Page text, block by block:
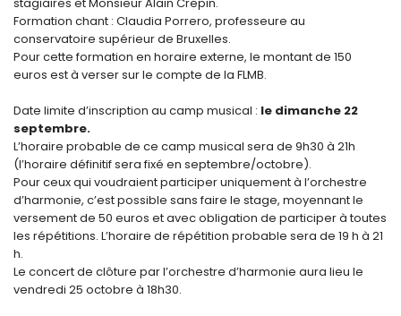
stagiaires et Monsieur Alain Crepin.
Formation chant : Claudia Porrero, professeure au
conservatoire supérieur de Bruxelles.
Pour cette formation en horaire externe, le montant de 150
euros est à verser sur le compte de la FLMB.
Date limite d’inscription au camp musical : le dimanche 22
septembre.
L’horaire probable de ce camp musical sera de 9h30 à 21h
(l’horaire définitif sera fixé en septembre/octobre).
Pour ceux qui voudraient participer uniquement à l’orchestre
d’harmonie, c’est possible sans faire le stage, moyennant le
versement de 50 euros et avec obligation de participer à toutes
les répétitions. L’horaire de répétition probable sera de 19 h à 21
h.
Le concert de clôture par l’orchestre d’harmonie aura lieu le
vendredi 25 octobre à 18h30.